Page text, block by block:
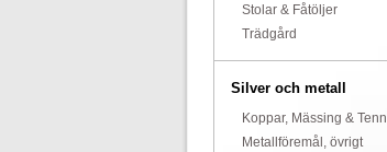
Stolar & Fåtöljer
Trädgård
Silver och metall
Koppar, Mässing & Tenn
Metallföremål, övrigt